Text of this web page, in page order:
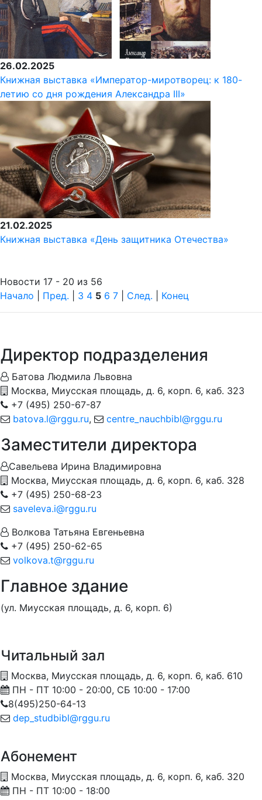
26.02.2025
Книжная выставка «Император-миротворец: к 180-
летию со дня рождения Александра III»
21.02.2025
Книжная выставка «День защитника Отечества»
Новости 17 - 20 из 56
Начало
Пред. 3 4 5 6 7 След. Конец
Директор подразделения
Батова Людмила Львовна
Москва, Миусская площадь, д. 6, корп. 6, каб. 323
+7 (495) 250-67-87
batova.l@rggu.ru, centre_nauchbibl@rggu.ru
Заместители директора
Савельева Ирина Владимировна
Москва, Миусская площадь, д. 6, корп. 6, каб. 328
+7 (495) 250-68-23
saveleva.i@rggu.ru
Волкова Татьяна Евгеньевна
+7 (495) 250-62-65
volkova.t@rggu.ru
Главное здание
(ул. Миусская площадь, д. 6, корп. 6)
Читальный зал
Москва, Миусская площадь, д. 6, корп. 6, каб. 610
ПН - ПТ 10:00 - 20:00, СБ 10:00 - 17:00
8(495)250-64-13
dep_studbibl@rggu.ru
Абонемент
Москва, Миусская площадь, д. 6, корп. 6, каб. 320
ПН - ПТ 10:00 - 18:00